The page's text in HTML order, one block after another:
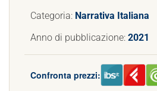
Categoria: Narrativa Italiana
Anno di pubblicazione: 2021
Confronta prezzi: